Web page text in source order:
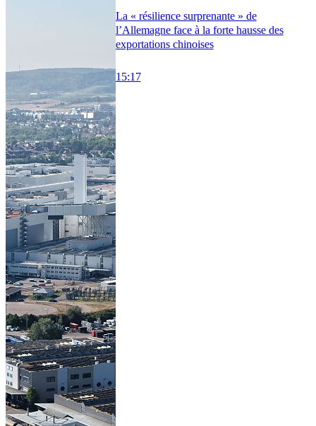
La « résilience surprenante » de
l’Allemagne face à la forte hausse des
exportations chinoises
15:17